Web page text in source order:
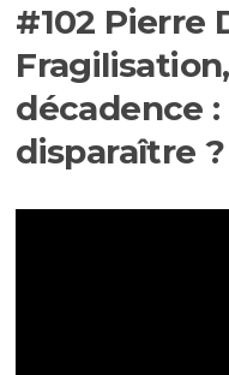
#102 Pierre
décadence :
disparaître ?